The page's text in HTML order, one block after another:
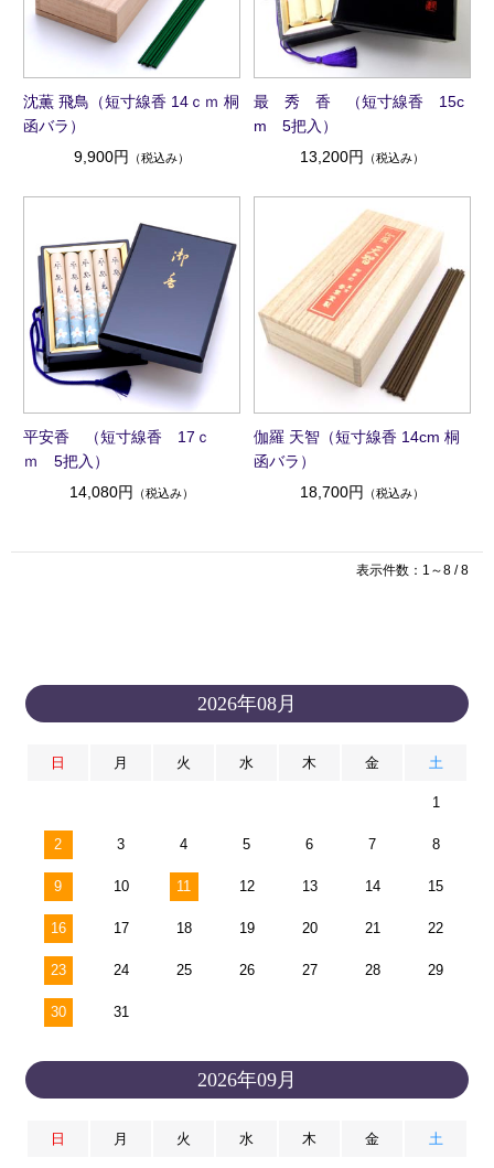
沈薫 飛鳥（短寸線香 14ｃｍ 桐
函バラ）
9,900円 （税込み）
最 秀 香 （短寸線香 15c
m 5把入）
13,200円
（税込み）
平安香 （短寸線香 17ｃ
ｍ 5把入）
14,080円
（税込み）
伽羅 天智（短寸線香 14cm 桐
函バラ）
18,700円
（税込み）
表示件数：1～8 / 8
2026年08月
日 月 火 水 木 金 土
1
2 3 4 5 6 7 8
9 10 11 12 13 14 15
16 17 18 19 20 21 22
23 24 25 26 27 28 29
30 31
2026年09月
日 月 火 水 木 金 土